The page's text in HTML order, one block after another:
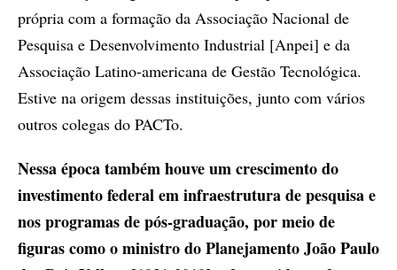
própria com a formação da Associação Nacional de
Pesquisa e Desenvolvimento Industrial [Anpei] e da
Associação Latino-americana de Gestão Tecnológica.
Estive na origem dessas instituições, junto com vários
outros colegas do PACTo.
Nessa época também houve um crescimento do
investimento federal em infraestrutura de pesquisa e
nos programas de pós-graduação, por meio de
figuras como o ministro do Planejamento João Paulo